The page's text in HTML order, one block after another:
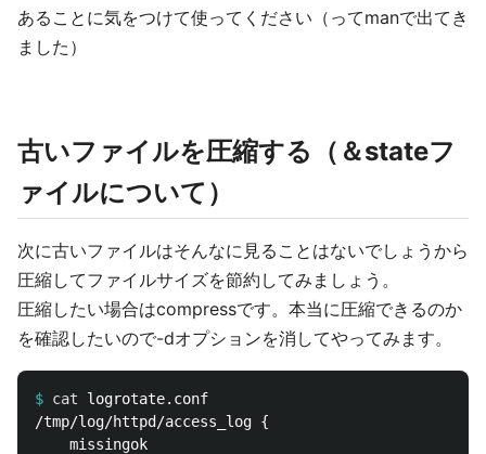
あることに気をつけて使ってください（ってmanで出てき
ました）
古いファイルを圧縮する（＆stateフ
ァイルについて）
次に古いファイルはそんなに見ることはないでしょうから
圧縮してファイルサイズを節約してみましょう。
圧縮したい場合はcompressです。本当に圧縮できるのか
を確認したいので-dオプションを消してやってみます。
$ cat
/tmp/log/httpd/access_log {
    missingok